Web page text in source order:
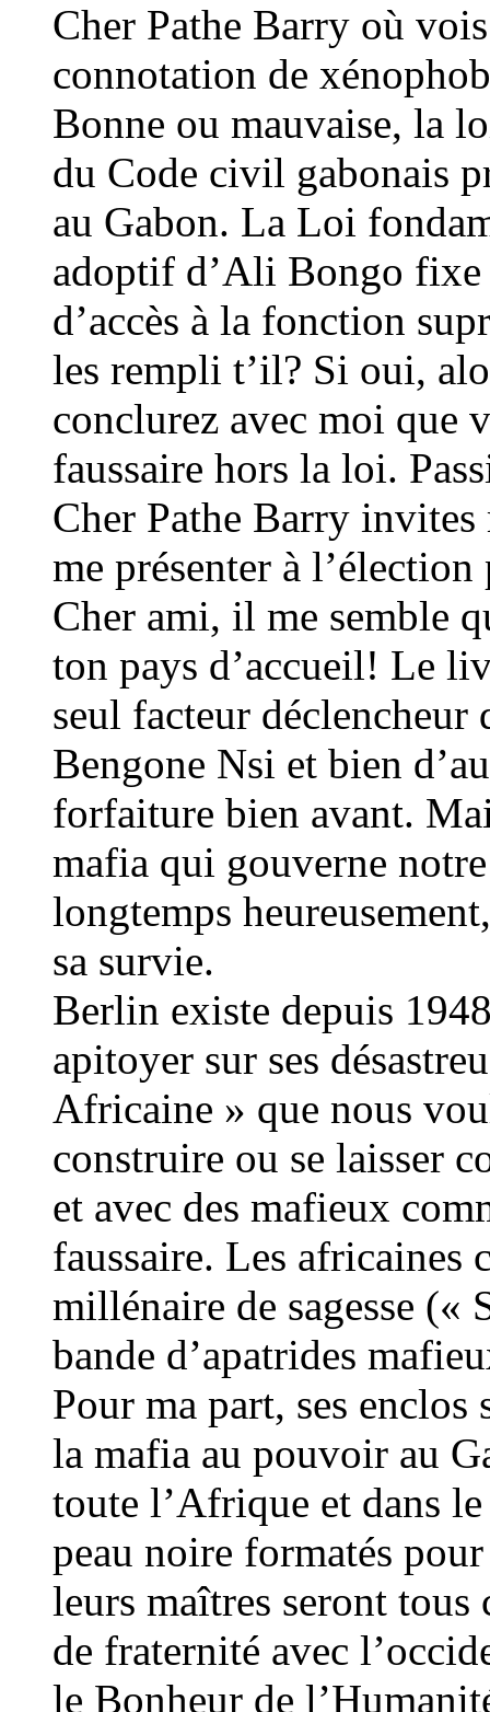
Cher Pathe Barry où
connotation de
Bonne ou mauvaise, la
du Code civil gabonais
au Gabon. La Loi
adoptif d’Ali Bongo
d’accès à la fonction
les rempli t’il? Si oui,
conclurez avec moi que
faussaire hors la loi.
Cher Pathe Barry
me présenter à
Cher ami, il me semble
ton pays d’accueil! Le
seul facteur
Bengone Nsi et bien
forfaiture bien avant.
mafia qui gouverne
longtemps
sa survie.
Berlin existe depuis
apitoyer sur ses
Africaine » que nous
construire ou se laisser
et avec des mafieux
faussaire. Les
millénaire de sagesse («
bande d’apatrides
Pour ma part, ses enclos
la mafia au pouvoir au
toute l’Afrique et dans
peau noire formatés
leurs maîtres seront tous
de fraternité avec
le Bonheur de